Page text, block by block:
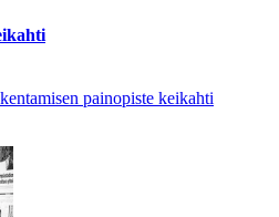
painopiste keikahti